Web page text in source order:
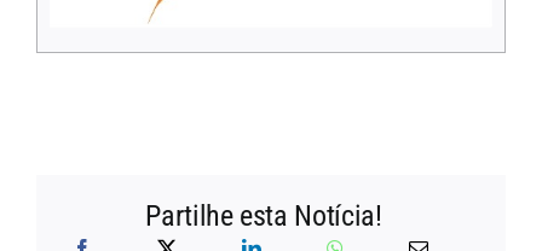
Partilhe esta Notícia!